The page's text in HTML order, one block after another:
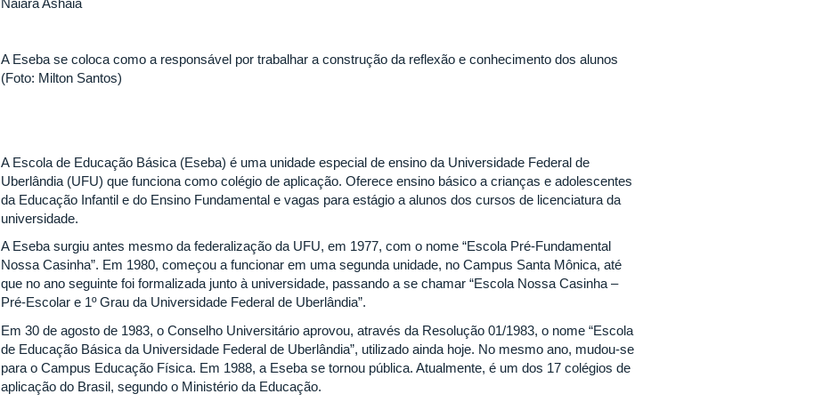
Naiara Ashaia
A Eseba se coloca como a responsável por trabalhar a construção da reflexão e conhecimento dos alunos
(Foto: Milton Santos)
A Escola de Educação Básica (Eseba) é uma unidade especial de ensino da Universidade Federal de
Uberlândia (UFU) que funciona como colégio de aplicação. Oferece ensino básico a crianças e adolescentes
da Educação Infantil e do Ensino Fundamental e vagas para estágio a alunos dos cursos de licenciatura da
universidade.
A Eseba surgiu antes mesmo da federalização da UFU, em 1977, com o nome “Escola Pré-Fundamental
Nossa Casinha”. Em 1980, começou a funcionar em uma segunda unidade, no Campus Santa Mônica, até
que no ano seguinte foi formalizada junto à universidade, passando a se chamar “Escola Nossa Casinha –
Pré-Escolar e 1º Grau da Universidade Federal de Uberlândia”.
Em 30 de agosto de 1983, o Conselho Universitário aprovou, através da Resolução 01/1983, o nome “Escola
de Educação Básica da Universidade Federal de Uberlândia”, utilizado ainda hoje. No mesmo ano, mudou-se
para o Campus Educação Física. Em 1988, a Eseba se tornou pública. Atualmente, é um dos 17 colégios de
aplicação do Brasil, segundo o Ministério da Educação.